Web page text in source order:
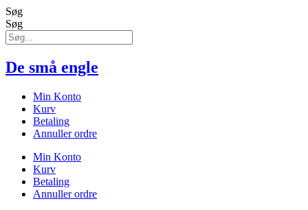
Søg
Søg
De små engle
Min Konto
Kurv
Betaling
Annuller ordre
Min Konto
Kurv
Betaling
Annuller ordre